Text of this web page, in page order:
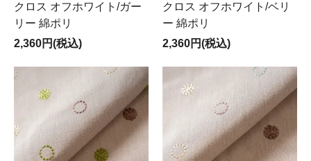
クロス オフホワイト/ガー
リー 綿ポリ
2,360円(税込)
クロス オフホワイト/ベリ
ー 綿ポリ
2,360円(税込)